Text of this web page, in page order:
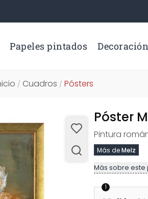
Papeles pintados Decoración
/ Cuadros / Pósters
Póster
Pintura
Más deMelz
Más sobre
1